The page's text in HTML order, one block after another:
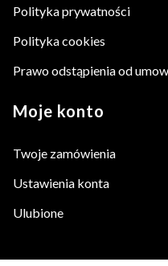
Polityka prywatności
Polityka cookies
Prawo odstąpienia od
Moje konto
Twoje zamówienia
Ustawienia konta
Ulubione